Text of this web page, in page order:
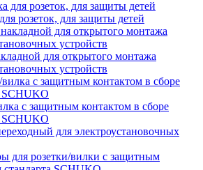
розеток, для защиты детей
для открытого монтажа
устройств
с защитным контактом в сборе
SCHUKO
для электроустановочных
для розетки/вилки с защитным